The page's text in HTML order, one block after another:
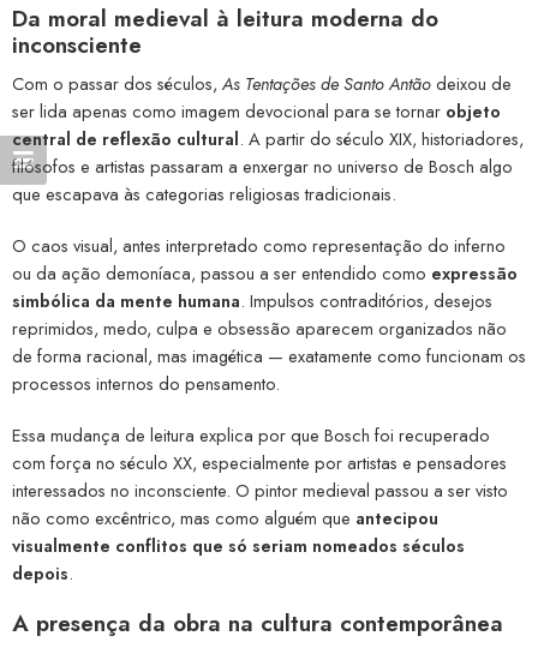
Da moral medieval à leitura moderna do
inconsciente
Com o passar dos séculos, As Tentações de Santo Antãodeixou de
ser lida apenas como imagem devocional para se tornar objeto
central de reflexão cultural. A partir do século XIX, historiadores,
filósofos e artistas passaram a enxergar no universo de Bosch algo
que escapava às categorias religiosas tradicionais.
O caos visual, antes interpretado como representação do inferno
ou da ação demoníaca, passou a ser entendido como expressão
simbólica da mente humana. Impulsos contraditórios, desejos
reprimidos, medo, culpa e obsessão aparecem organizados não
de forma racional, mas imagética — exatamente como funcionam os
processos internos do pensamento.
Essa mudança de leitura explica por que Bosch foi recuperado
com força no século XX, especialmente por artistas e pensadores
interessados no inconsciente. O pintor medieval passou a ser visto
não como excêntrico, mas como alguém que antecipou
visualmente conflitos que só seriam nomeados séculos
depois.
A presença da obra na cultura contemporânea